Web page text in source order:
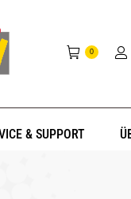
0
& SUPPORT